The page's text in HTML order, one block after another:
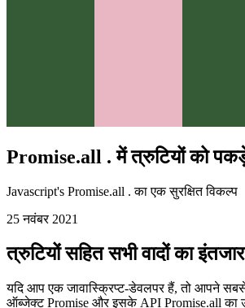
Promise.all . में त्रुटियों को पकड़ें
25 नवंबर 2021
त्रुटियों सहित सभी वादों का इंतजार